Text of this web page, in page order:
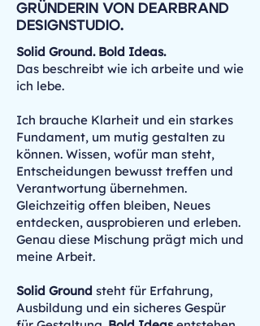
GRÜNDERIN VON DEARBRAND
DESIGNSTUDIO.
Solid Ground. Bold Ideas.
Das beschreibt wie ich arbeite und wie
ich lebe.
Ich brauche Klarheit und ein starkes
Fundament, um mutig gestalten zu
können. Wissen, wofür man steht,
Entscheidungen bewusst treffen und
Verantwortung übernehmen.
Gleichzeitig offen bleiben, Neues
entdecken, ausprobieren und erleben.
Genau diese Mischung prägt mich und
meine Arbeit.
Solid Ground steht für Erfahrung,
Ausbildung und ein sicheres Gespür